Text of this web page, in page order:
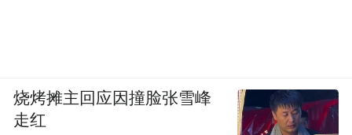
烧烤摊主回应因撞脸张雪峰
走红